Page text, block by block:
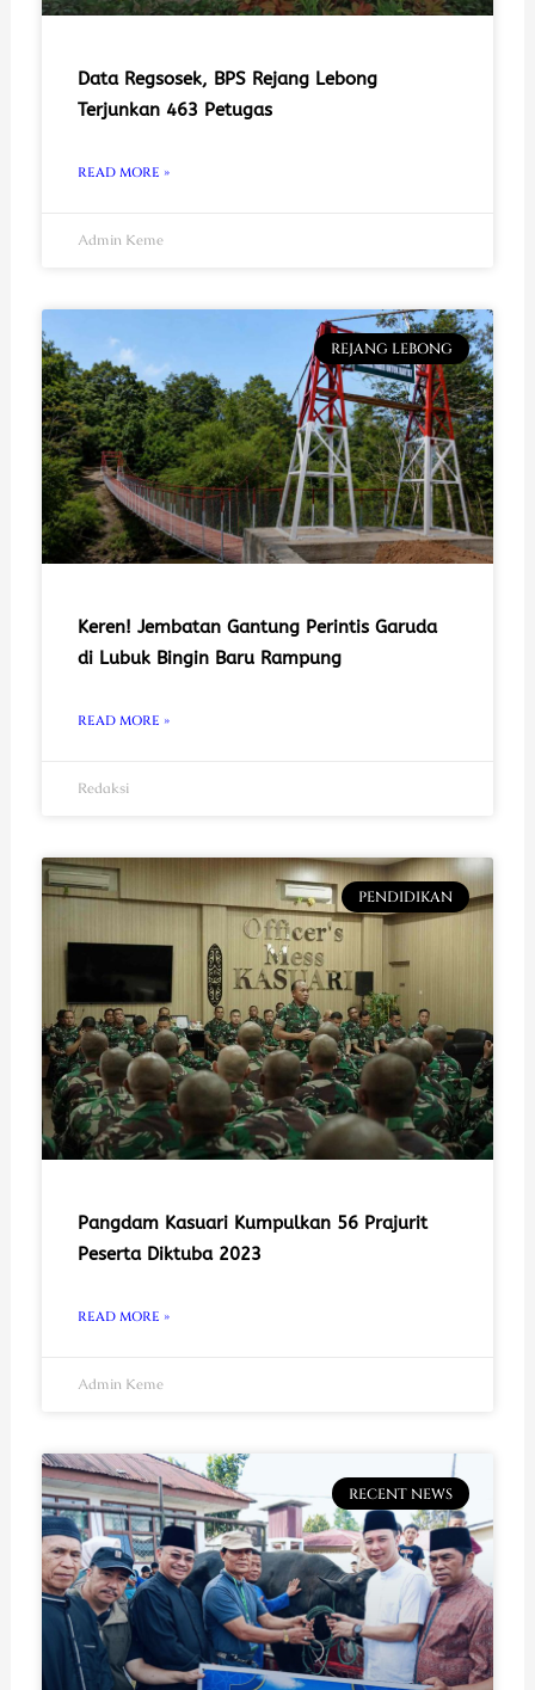
Data Regsosek, BPS Rejang Lebong
Terjunkan 463 Petugas
READ MORE »
Admin Keme
REJANG LEBONG
Keren! Jembatan Gantung Perintis Garuda
di Lubuk Bingin Baru Rampung
READ MORE »
Redaksi
PENDIDIKAN
Pangdam Kasuari Kumpulkan 56 Prajurit
Peserta Diktuba 2023
READ MORE »
Admin Keme
RECENT NEWS